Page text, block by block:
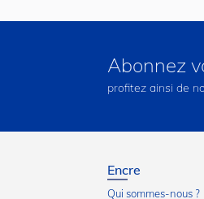
Abonnez
profitez ainsi de
Encre
Qui sommes-nous ?